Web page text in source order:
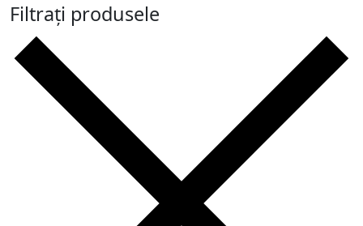
Filtrați produsele